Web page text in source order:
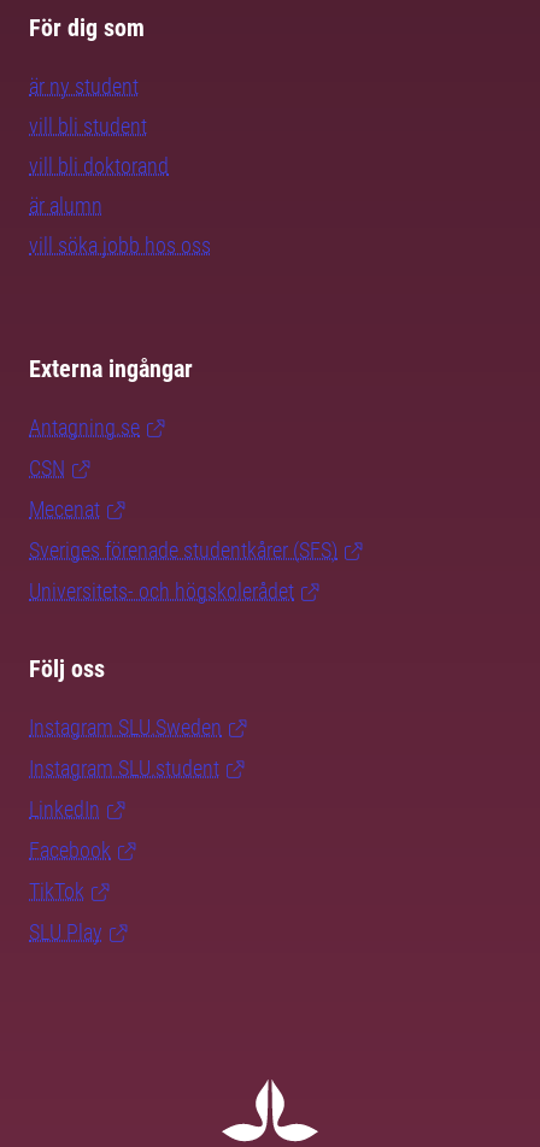
För dig som
är ny student
vill bli student
vill bli doktorand
är alumn
vill söka jobb hos oss
Externa ingångar
Antagning.se
CSN
Mecenat
Sveriges förenade studentkårer (SFS)
Universitets- och högskolerådet
Följ oss
Instagram SLU.Sweden
Instagram SLU.student
LinkedIn
Facebook
TikTok
SLU Play